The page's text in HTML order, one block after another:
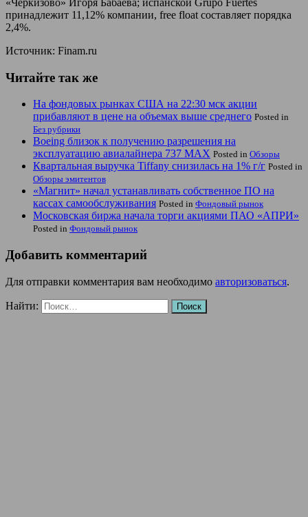
принадлежит 11,12% компании, free float составляет порядка
2,4%.
Источник: Finam.ru
Читайте так же
На фондовых рынках США на 22:30 мск акции
прибавляют в цене на объемах выше среднего Posted in
Без рубрики
Boeing близок к получению разрешения на
эксплуатацию авиалайнера 737 MАХ Posted in Обзоры
Квартальная выручка Tiffany снизилась на 1% г/г Posted in
Обзоры эмитентов
«Магнит» начал устанавливать собственное ПО на
кассах самообслуживания Posted in Фондовый рынок
Московская биржа начала торги акциями ПАО «АПРИ»
Posted in Фондовый рынок
Добавить комментарий
Для отправки комментария вам необходимо авторизоваться.
Найти: